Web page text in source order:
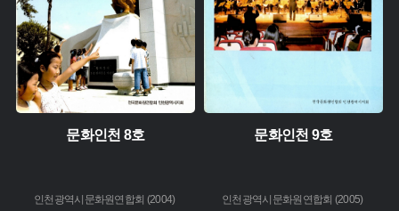
문화인천 8호
인천광역시문화원연합회 (2004)
문화인천 9호
인천광역시문화원연합회 (2005)